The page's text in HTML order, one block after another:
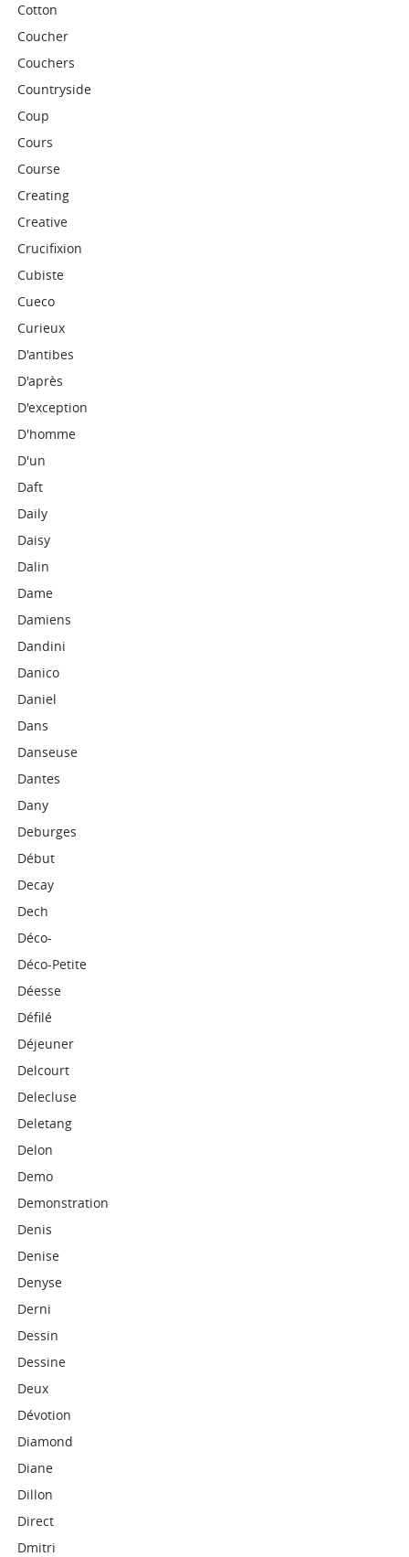
Cotton
Coucher
Couchers
Countryside
Coup
Cours
Course
Creating
Creative
Crucifixion
Cubiste
Cueco
Curieux
D'antibes
D'après
D'exception
D'homme
D'un
Daft
Daily
Daisy
Dalin
Dame
Damiens
Dandini
Danico
Daniel
Dans
Danseuse
Dantes
Dany
Deburges
Début
Decay
Dech
Déco-
Déco-Petite
Déesse
Défilé
Déjeuner
Delcourt
Delecluse
Deletang
Delon
Demo
Demonstration
Denis
Denise
Denyse
Derni
Dessin
Dessine
Deux
Dévotion
Diamond
Diane
Dillon
Direct
Dmitri